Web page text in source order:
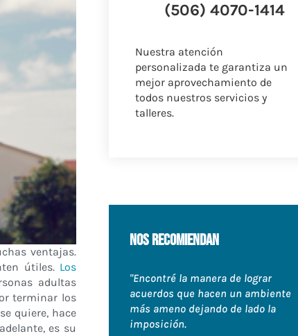
ventajas.
útiles. Los
adultas
terminar los
quiere, hace
es su
(506) 4070-1414
Nuestra atención
personalizada te garantiza un
mejor aprovechamiento de
todos nuestros servicios y
talleres.
nos recomiendan
"Encontré la manera de lograr
acuerdos que hacen un ambiente
más ameno dejando de lado la
imposición.